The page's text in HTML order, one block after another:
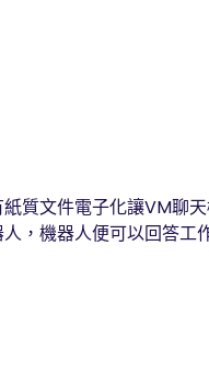
質文件電子化讓VM聊
，機器人便可以回答工